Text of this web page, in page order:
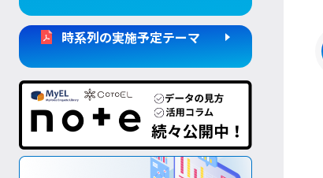
時系列の実施予定テーマ